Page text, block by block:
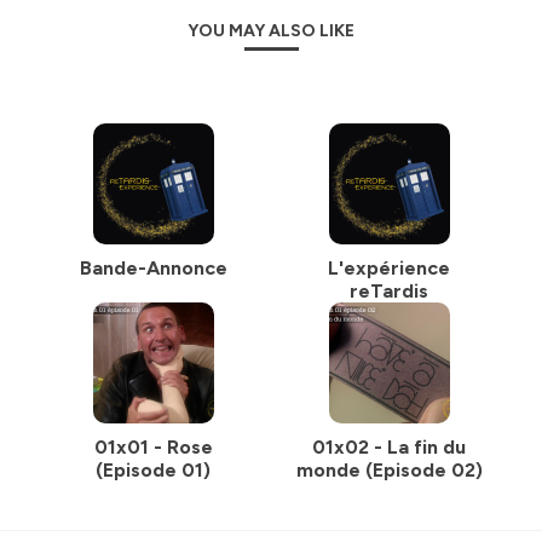
X : https://www.twitter.com/
reTardisExp
retardisexperience@gmail.com
Nous soutenir
https://fr.tipeee.com/retardisexperience
Crédits
Copyright BBC Studios
Hébergé par Ausha. Visitez
ausha.co/politique-de-
confidentialitepour plus d'informations.
YOU MAY ALSO LIKE
Bande-Annonce
L'expérience
reTardis
01x01 - Rose
(Episode 01)
01x02 - La fin du
monde (Episode 02)